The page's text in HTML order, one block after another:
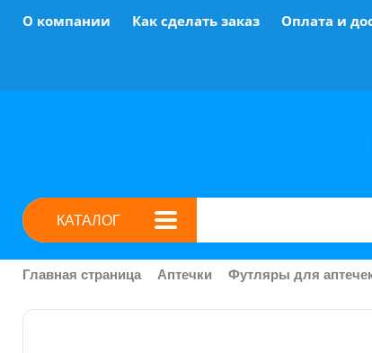
О компании Как сделать заказ Оплата и
КАТАЛОГ
Главная страница Аптечки Футляры для